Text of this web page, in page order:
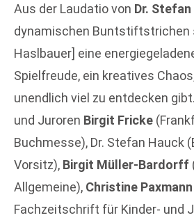
Aus der Laudatio von Dr.
dynamischen Buntstiftstrichen
Haslbauer] eine
Spielfreude, ein kreatives
unendlich viel zu entdecken
und Juroren Birgit Fricke
Buchmesse), Dr. Stefan Hauck
Vorsitz), Birgit Müller-Bardorff
Allgemeine), Christine Paxmann
Fachzeitschrift für Kinder- und